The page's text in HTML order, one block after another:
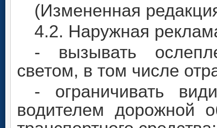
(Измененная
4.2. Наружная
- вызывать
светом, в том числе
- ограничивать
водителем дорожной